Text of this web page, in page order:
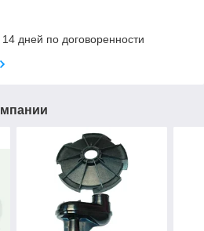
дней по договоренности